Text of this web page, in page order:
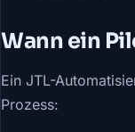
Wann ein
Ein JTL-
Prozess: